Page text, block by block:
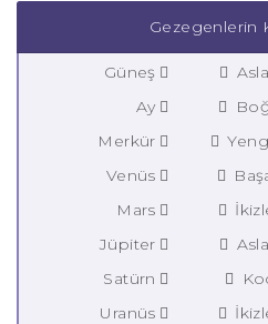
Gezegenlerin
Güneş
Ay
Merkür
Venüs
Mars
Jüpiter
Satürn
Uranüs